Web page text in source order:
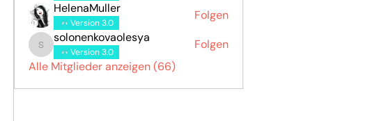
HelenaMuller
Version 3.0
Folgen
solonenkovaolesya
solonenkovaolesya
Version 3.0
Folgen
Alle Mitglieder anzeigen (66)